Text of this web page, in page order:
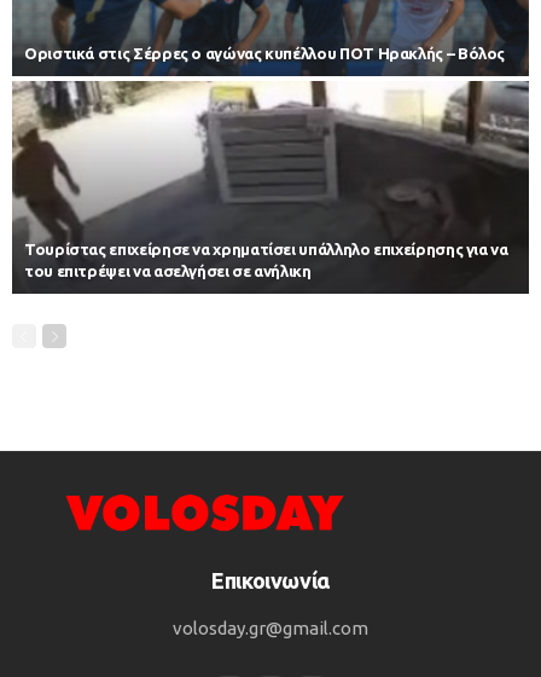
Οριστικά στις Σέρρες ο αγώνας κυπέλλου ΠΟΤ Ηρακλής – Βόλος
Τουρίστας επιχείρησε να χρηματίσει υπάλληλο επιχείρησης για να
του επιτρέψει να ασελγήσει σε ανήλικη
Επικοινωνία
volosday.gr@gmail.com